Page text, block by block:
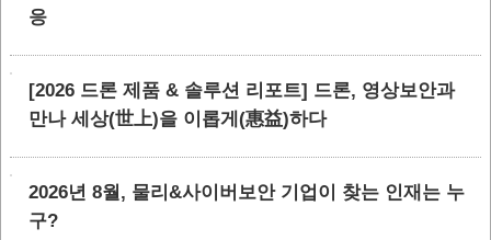
응
[2026 드론 제품 & 솔루션 리포트] 드론, 영상보안과
만나 세상(世上)을 이롭게(惠益)하다
2026년 8월, 물리&사이버보안 기업이 찾는 인재는 누
구?